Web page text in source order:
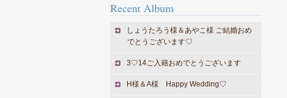
Recent Album
しょうたろう様＆あやこ様 ご結婚おめ
でとうございます♡
3♡14ご入籍おめでとうございます
H様＆A様 Happy Wedding♡